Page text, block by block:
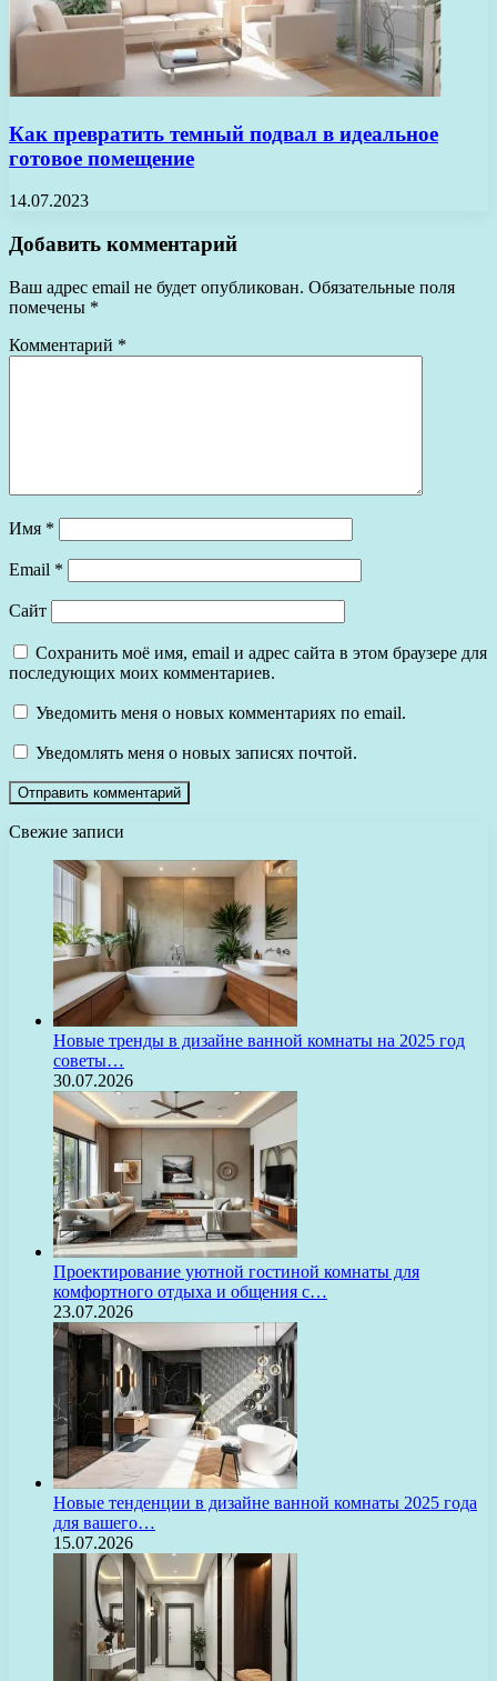
Как превратить темный подвал в идеальное
готовое помещение
14.07.2023
Добавить комментарий
Ваш адрес email не будет опубликован. Обязательные поля
помечены *
Комментарий *
Имя *
Email *
Сайт
Сохранить моё имя, email и адрес сайта в этом браузере для
последующих моих комментариев.
Уведомить меня о новых комментариях по email.
Уведомлять меня о новых записях почтой.
Свежие записи
Новые тренды в дизайне ванной комнаты на 2025 год
советы…
30.07.2026
Проектирование уютной гостиной комнаты для
комфортного отдыха и общения с…
23.07.2026
Новые тенденции в дизайне ванной комнаты 2025 года
для вашего…
15.07.2026